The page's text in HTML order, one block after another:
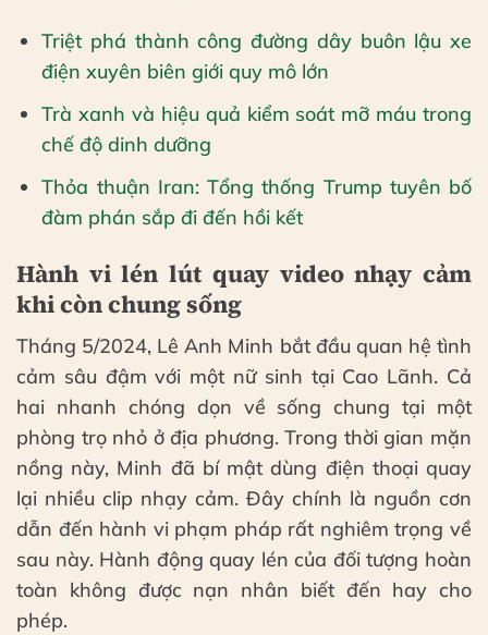
Triệt phá thành công đường dây buôn lậu xe
điện xuyên biên giới quy mô lớn
Trà xanh và hiệu quả kiểm soát mỡ máu trong
chế độ dinh dưỡng
Thỏa thuận Iran: Tổng thống Trump tuyên bố
đàm phán sắp đi đến hồi kết
Hành vi lén lút quay video nhạy cảm
khi còn chung sống
Tháng 5/2024, Lê Anh Minh bắt đầu quan hệ tình
cảm sâu đậm với một nữ sinh tại Cao Lãnh. Cả
hai nhanh chóng dọn về sống chung tại một
phòng trọ nhỏ ở địa phương. Trong thời gian mặn
nồng này, Minh đã bí mật dùng điện thoại quay
lại nhiều clip nhạy cảm. Đây chính là nguồn cơn
dẫn đến hành vi phạm pháp rất nghiêm trọng về
sau này. Hành động quay lén của đối tượng hoàn
toàn không được nạn nhân biết đến hay cho
phép.